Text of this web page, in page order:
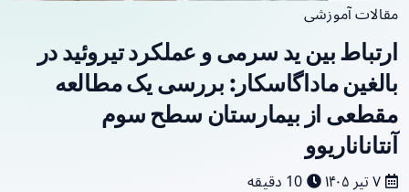
مقالات آموزشی
ارتباط بین ید سرمی و عملکرد تیروئید در
بالغین ماداگاسکار: بررسی یک مطالعه
مقطعی از بیمارستان سطح سوم
آنتاناناریوو